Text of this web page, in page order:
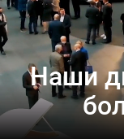
Наши